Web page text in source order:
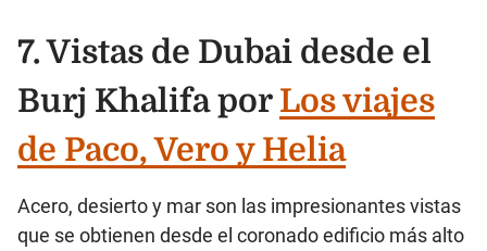
7. Vistas de Dubai desde el
Burj Khalifa por Los viajes
de Paco, Vero y Helia
Acero, desierto y mar son las impresionantes vistas
que se obtienen desde el coronado edificio más alto